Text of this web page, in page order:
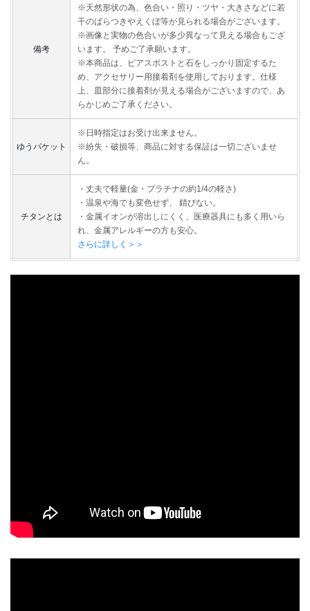
備考
※天然形状の為、色合い・照り・ツヤ・大きさなどに若
干のばらつきやえくぼ等が見られる場合がございます。
※画像と実物の色合いが多少異なって見える場合もござ
います。 予めご了承願います。
※本商品は、ピアスポストと石をしっかり固定するた
め、アクセサリー用接着剤を使用しております。仕様
上、皿部分に接着剤が見える場合がございますので、あ
らかじめご了承ください。
ゆうパケット
※日時指定はお受け出来ません。
※紛失・破損等、商品に対する保証は一切ございませ
ん。
チタンとは
・丈夫で軽量(金・プラチナの約1/4の軽さ)
・温泉や海でも変色せず、 錆びない。
・金属イオンが溶出しにくく、医療器具にも多く用いら
れ、金属アレルギーの方も安心。
さらに詳しく＞＞